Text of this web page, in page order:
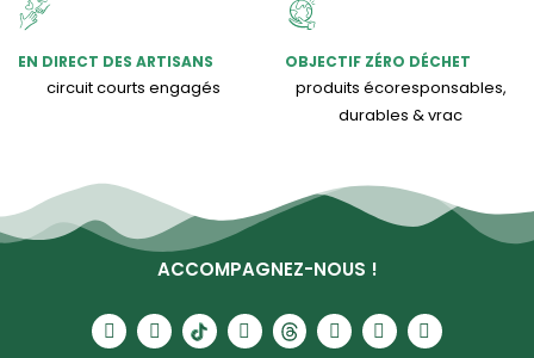
EN DIRECT DES ARTISANS
circuit courts engagés
OBJECTIF ZÉRO DÉCHET
produits écoresponsables,
durables & vrac
ACCOMPAGNEZ-NOUS !